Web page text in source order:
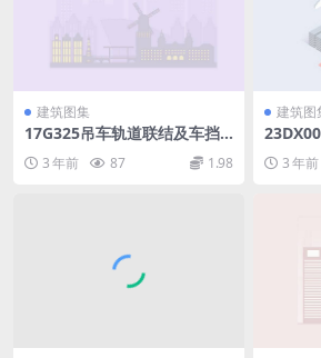
建筑图集
17G325吊车轨道联结及车挡
3 年前 87 1.98
建筑图
用图
pdf3 年前